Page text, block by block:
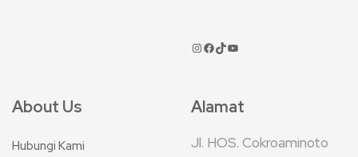
About Us
Hubungi Kami
Alamat
Jl. HOS. Cokroaminoto